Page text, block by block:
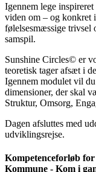
Igennem lege
viden om – og konkret
følelsesmæssige trivsel
samspil.
Sunshine Circles© er
teoretisk tager afsæt i
Igennem modulet vil
dimensioner, der skal
Struktur, Omsorg,
Dagen afsluttes med
udviklingsrejse.
Kompetenceforløb
Kommune - Kom i